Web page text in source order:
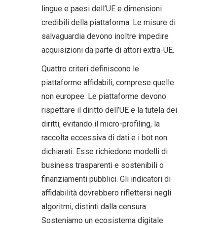
lingue e paesi dell’UE e dimensioni
credibili della piattaforma. Le misure di
salvaguardia devono inoltre impedire
acquisizioni da parte di attori extra-UE.
Quattro criteri definiscono le
piattaforme affidabili, comprese quelle
non europee. Le piattaforme devono
rispettare il diritto dell’UE e la tutela dei
diritti, evitando il micro-profiling, la
raccolta eccessiva di dati e i bot non
dichiarati. Esse richiedono modelli di
business trasparenti e sostenibili o
finanziamenti pubblici. Gli indicatori di
affidabilità dovrebbero riflettersi negli
algoritmi, distinti dalla censura.
Sosteniamo un ecosistema digitale